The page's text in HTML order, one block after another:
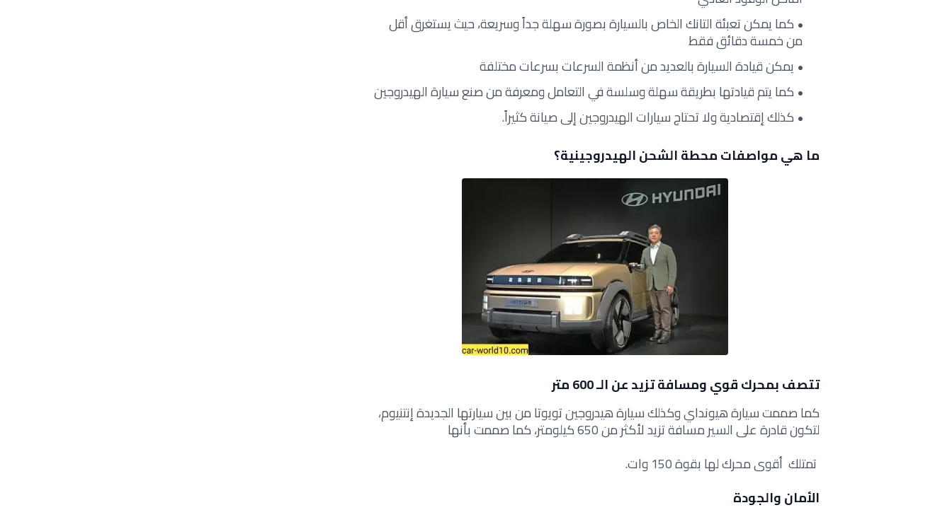
كما يمكن تعبئة التانك الخاص بالسيارة بصورة سهلة جداً وسريعة، حيث يستغرق أقل
من خمسة دقائق فقط
يمكن قيادة السيارة بالعديد من أنظمة السرعات بسرعات مختلفة
كما يتم قيادتها بطريقة سهلة وسلسة في التعامل ومعرفة من صنع سيارة الهيدروجين
كذلك إقتصادية ولا تحتاج سيارات الهيدروجين إلى صيانة كثيراً.
ما هي مواصفات محطة الشحن الهيدروجينية؟
تتصف بمحرك قوي ومسافة تزيد عن الـ 600 متر
كما صممت سيارة هيونداي وكذلك سيارة هيدروجين تويوتا من بين سيارتها الجديدة إنتنيوم،
لتكون قادرة على السير مسافة تزيد لأكثر من 650 كيلومتر، كما صممت بأنها
تمتلك أقوى محرك لها بقوة 150 وات.
الأمان والجودة